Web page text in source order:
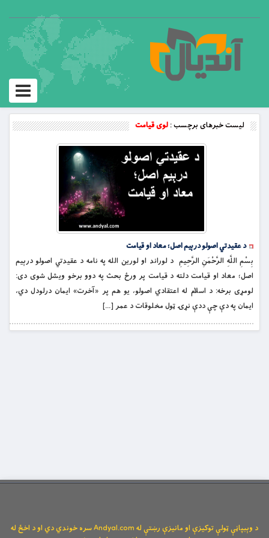
Toggle
لیست خبرهای برچسب :لوی قیامت
د عقیدتي اصولو درېیم اصل؛ معاد او قیامت
بِسْمِ اللَّهِ الرَّحْمَنِ الرَّحِيمِ د لوراند او لورین الله په نامه د عقیدتي اصولو درېیم
اصل؛ معاد او قیامت دلته د قیامت پر ورځ بحث په دوو برخو ویشل شوی دی:
لومړی برخه: د اسلام له اعتقادي اصولو، یو هم پر «آخرت» ایمان درلودل دي،
ایمان په دې چې ددې نړۍ ټول مخلوقات د عمر […]
د وېبپاڼې ټولې توکیزې او مانیزې رښتې له Andyal.com سره خوندي دي او د اخځ له